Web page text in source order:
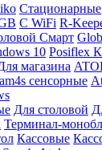
Стационарные
С WiFi R-
Смарт
10 Posiflex
магазина
сенсорные
Для столовой
Терминал-
Кассовые